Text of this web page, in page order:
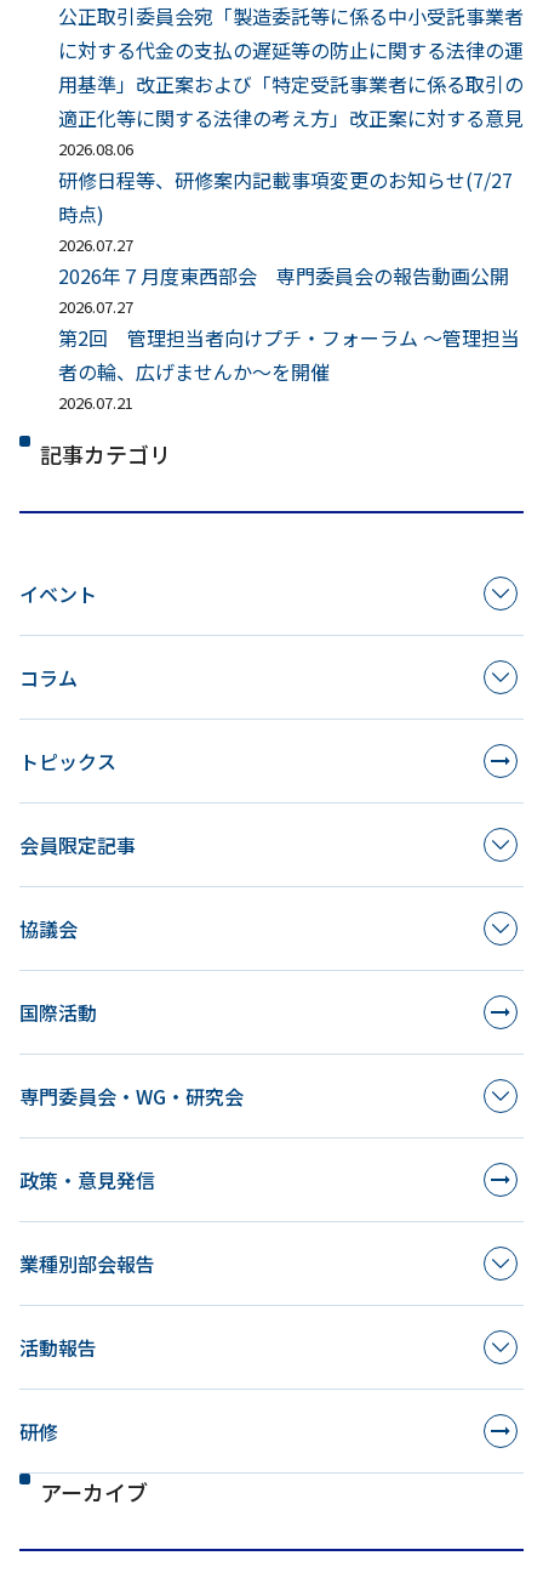
公正取引委員会宛「製造委託等に係る中小受託事業者
に対する代金の支払の遅延等の防止に関する法律の運
用基準」改正案および「特定受託事業者に係る取引の
適正化等に関する法律の考え方」改正案に対する意見
2026.08.06
研修日程等、研修案内記載事項変更のお知らせ(7/27
時点)
2026.07.27
2026年７月度東西部会 専門委員会の報告動画公開
2026.07.27
第2回 管理担当者向けプチ・フォーラム ～管理担当
者の輪、広げませんか～を開催
2026.07.21
記事カテゴリ
イベント
コラム
トピックス
会員限定記事
協議会
国際活動
専門委員会・WG・研究会
政策・意見発信
業種別部会報告
活動報告
研修
アーカイブ